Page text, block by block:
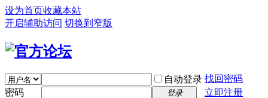
设为首页收藏本站
开启辅助访问 切换到窄版
自动登录 找回密码
密码
登录 立即注册